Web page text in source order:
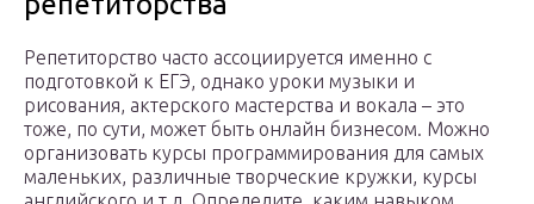
Репетиторство часто ассоциируется именно с
подготовкой к ЕГЭ, однако уроки музыки и
рисования, актерского мастерства и вокала – это
тоже, по сути, может быть онлайн бизнесом. Можно
организовать курсы программирования для самых
маленьких, различные творческие кружки, курсы